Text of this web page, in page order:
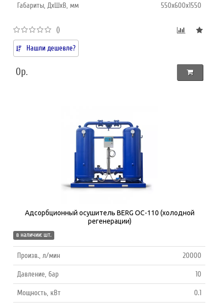
Габариты, ДхШхВ, мм 550х600х1550
()
Нашли дешевле?
0р.
Адсорбционный осушитель BERG ОС-110 (холодной
регенерации)
в наличии: шт.
Произв., л/мин 20000
Давление, бар 10
Мощность, кВт 0.1